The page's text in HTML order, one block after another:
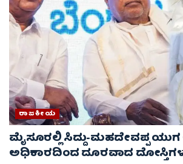
ರಾಜಕೀಯ
ಮೈಸೂರಲ್ಲಿ ಸಿದ್ದು-ಮಹದೇವಪ್ಪ ಯುಗ
ಅಧಿಕಾರದಿಂದ ದೂರವಾದ